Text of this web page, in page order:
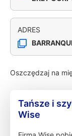
ADRES
Oszczędzaj na
Tańsze i
Wise